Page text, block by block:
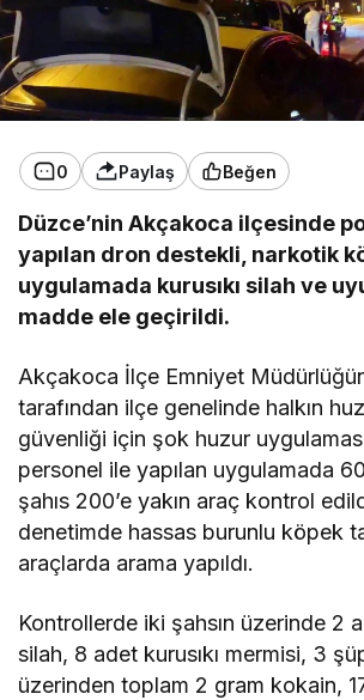
0 Paylaş Beğen
Düzce’nin Akçakoca ilçesinde
yapılan dron destekli, narkotik
uygulamada kurusıkı silah ve
madde ele geçirildi.
Akçakoca İlçe Emniyet
tarafından ilçe genelinde halkın
güvenliği için şok huzur uygulaması
personel ile yapılan uygulamada
şahıs 200’e yakın araç kontrol
denetimde hassas burunlu köpek
araçlarda arama yapıldı.
Kontrollerde iki şahsın üzerinde 2
silah, 8 adet kurusıkı mermisi, 3
üzerinden toplam 2 gram kokain,